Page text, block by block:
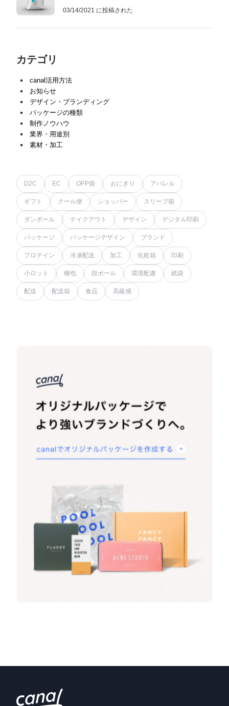
03/14/2021 に投稿された
カテゴリ
canal活用方法
お知らせ
デザイン・ブランディング
パッケージの種類
制作ノウハウ
業界・用途別
素材・加工
D2C EC OPP袋 おにぎり アパレル
ギフト クール便 ショッパー スリーブ箱
ダンボール テイクアウト デザイン デジタル印刷
パッケージ パッケージデザイン ブランド
プロテイン 冷凍配送 加工 化粧箱 印刷
小ロット 梱包 段ボール 環境配慮 紙袋
配送 配送箱 食品 高級感